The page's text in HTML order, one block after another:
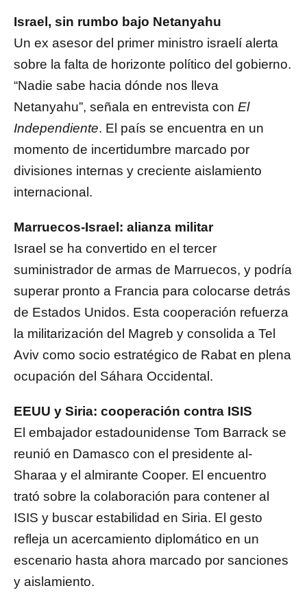
Israel, sin rumbo bajo Netanyahu
Un ex asesor del primer ministro israelí alerta
sobre la falta de horizonte político del gobierno.
“Nadie sabe hacia dónde nos lleva
Netanyahu”, señala en entrevista con El
Independiente. El país se encuentra en un
momento de incertidumbre marcado por
divisiones internas y creciente aislamiento
internacional.
Marruecos-Israel: alianza militar
Israel se ha convertido en el tercer
suministrador de armas de Marruecos, y podría
superar pronto a Francia para colocarse detrás
de Estados Unidos. Esta cooperación refuerza
la militarización del Magreb y consolida a Tel
Aviv como socio estratégico de Rabat en plena
ocupación del Sáhara Occidental.
EEUU y Siria: cooperación contra ISIS
El embajador estadounidense Tom Barrack se
reunió en Damasco con el presidente al-
Sharaa y el almirante Cooper. El encuentro
trató sobre la colaboración para contener al
ISIS y buscar estabilidad en Siria. El gesto
refleja un acercamiento diplomático en un
escenario hasta ahora marcado por sanciones
y aislamiento.